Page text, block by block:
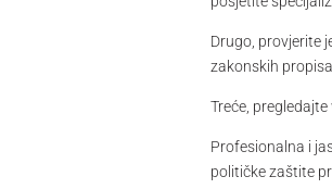
Drugo, provjerite
zakonskih
Treće,
Profesionalna i
političke zaštite